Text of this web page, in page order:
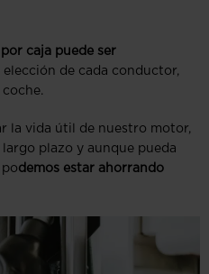
caja puede ser
elección de cada conductor,
la vida útil de nuestro motor,
plazo y aunque pueda
demos estar ahorrando